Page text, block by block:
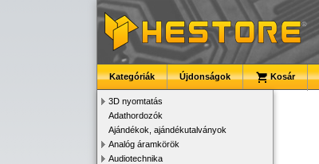
Kategóriák Újdonságok Kosár
3D nyomtatás
Adathordozók
Ajándékok, ajándékutalványok
Analóg áramkörök
Audiotechnika